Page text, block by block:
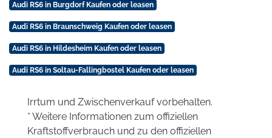
Audi RS6 in Burgdorf Kaufen oder leasen
Audi RS6 in Braunschweig Kaufen oder leasen
Audi RS6 in Hildesheim Kaufen oder leasen
Audi RS6 in Soltau-Fallingbostel Kaufen oder leasen
Irrtum und Zwischenverkauf vorbehalten.
* Weitere Informationen zum offiziellen
Kraftstoffverbrauch und zu den offiziellen